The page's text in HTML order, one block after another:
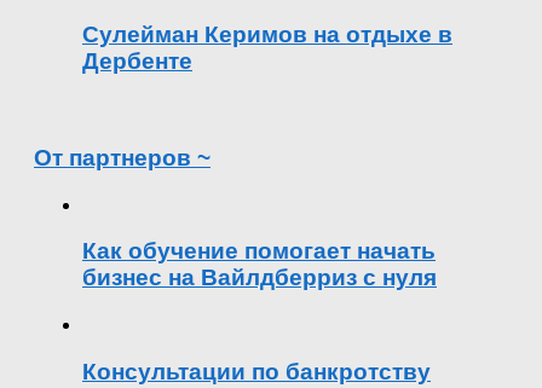
Сулейман Керимов на отдыхе в
Дербенте
От партнеров ~
Как обучение помогает начать
бизнес на Вайлдберриз с нуля
Консультации по банкротству